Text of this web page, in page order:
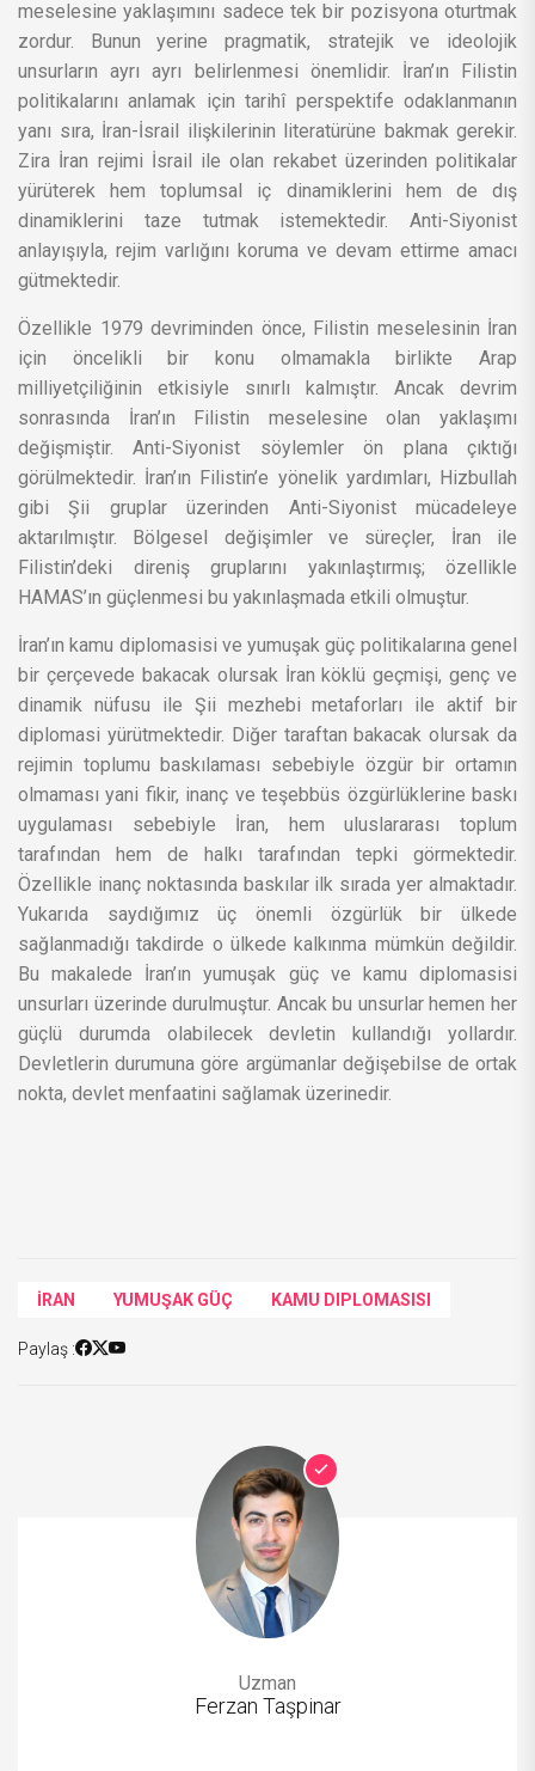
meselesine yaklaşımını sadece tek bir pozisyona oturtmak
zordur. Bunun yerine pragmatik, stratejik ve ideolojik
unsurların ayrı ayrı belirlenmesi önemlidir. İran’ın Filistin
politikalarını anlamak için tarihî perspektife odaklanmanın
yanı sıra, İran-İsrail ilişkilerinin literatürüne bakmak gerekir.
Zira İran rejimi İsrail ile olan rekabet üzerinden politikalar
yürüterek hem toplumsal iç dinamiklerini hem de dış
dinamiklerini taze tutmak istemektedir. Anti-Siyonist
anlayışıyla, rejim varlığını koruma ve devam ettirme amacı
gütmektedir.
Özellikle 1979 devriminden önce, Filistin meselesinin İran
için öncelikli bir konu olmamakla birlikte Arap
milliyetçiliğinin etkisiyle sınırlı kalmıştır. Ancak devrim
sonrasında İran’ın Filistin meselesine olan yaklaşımı
değişmiştir. Anti-Siyonist söylemler ön plana çıktığı
görülmektedir. İran’ın Filistin’e yönelik yardımları, Hizbullah
gibi Şii gruplar üzerinden Anti-Siyonist mücadeleye
aktarılmıştır. Bölgesel değişimler ve süreçler, İran ile
Filistin’deki direniş gruplarını yakınlaştırmış; özellikle
HAMAS’ın güçlenmesi bu yakınlaşmada etkili olmuştur.
İran’ın kamu diplomasisi ve yumuşak güç politikalarına genel
bir çerçevede bakacak olursak İran köklü geçmişi, genç ve
dinamik nüfusu ile Şii mezhebi metaforları ile aktif bir
diplomasi yürütmektedir. Diğer taraftan bakacak olursak da
rejimin toplumu baskılaması sebebiyle özgür bir ortamın
olmaması yani fikir, inanç ve teşebbüs özgürlüklerine baskı
uygulaması sebebiyle İran, hem uluslararası toplum
tarafından hem de halkı tarafından tepki görmektedir.
Özellikle inanç noktasında baskılar ilk sırada yer almaktadır.
Yukarıda saydığımız üç önemli özgürlük bir ülkede
sağlanmadığı takdirde o ülkede kalkınma mümkün değildir.
Bu makalede İran’ın yumuşak güç ve kamu diplomasisi
unsurları üzerinde durulmuştur. Ancak bu unsurlar hemen her
güçlü durumda olabilecek devletin kullandığı yollardır.
Devletlerin durumuna göre argümanlar değişebilse de ortak
nokta, devlet menfaatini sağlamak üzerinedir.
İRAN YUMUŞAK GÜÇ KAMU DIPLOMASISI
Paylaş :
Uzman
Ferzan Taşpinar